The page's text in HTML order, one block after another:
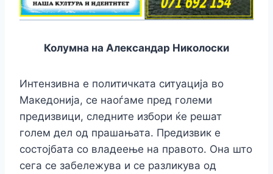
Колумна на Александар Николоски
Интензивна е политичката ситуација во
Македонија, се наоѓаме пред големи
предизвици, следните избори ќе решат
голем дел од прашањата. Предизвик е
состојбата со владеење на правото. Она што
сега се забележува и се разликува од